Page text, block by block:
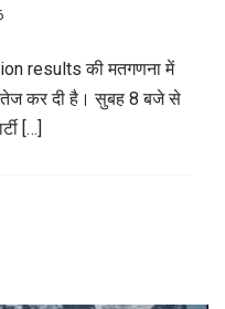
results की मतगणना में
कर दी है। सुबह 8 बजे से
[…]